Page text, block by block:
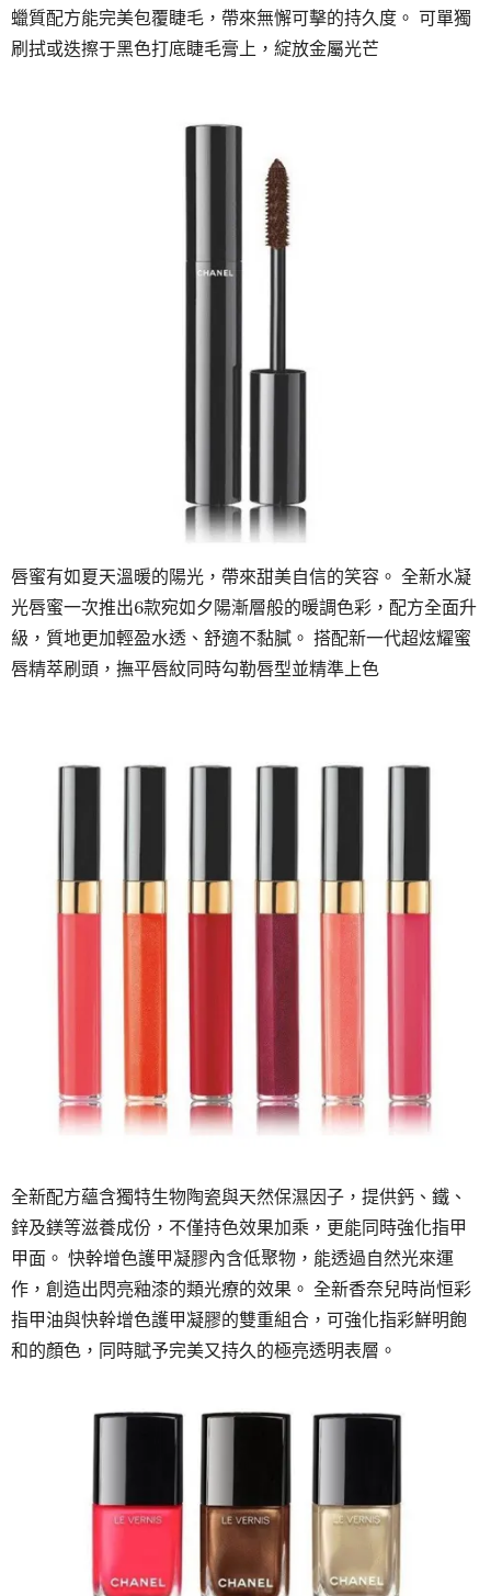
蠟質配方能完美包覆睫毛，帶來無懈可擊的持久度。 可單獨
刷拭或迭擦于黑色打底睫毛膏上，綻放金屬光芒
唇蜜有如夏天溫暖的陽光，帶來甜美自信的笑容。 全新水凝
光唇蜜一次推出6款宛如夕陽漸層般的暖調色彩，配方全面升
級，質地更加輕盈水透、舒適不黏膩。 搭配新一代超炫耀蜜
唇精萃刷頭，撫平唇紋同時勾勒唇型並精準上色
全新配方蘊含獨特生物陶瓷與天然保濕因子，提供鈣、鐵、
鋅及鎂等滋養成份，不僅持色效果加乘，更能同時強化指甲
甲面。 快幹增色護甲凝膠內含低聚物，能透過自然光來運
作，創造出閃亮釉漆的類光療的效果。 全新香奈兒時尚恒彩
指甲油與快幹增色護甲凝膠的雙重組合，可強化指彩鮮明飽
和的顏色，同時賦予完美又持久的極亮透明表層。